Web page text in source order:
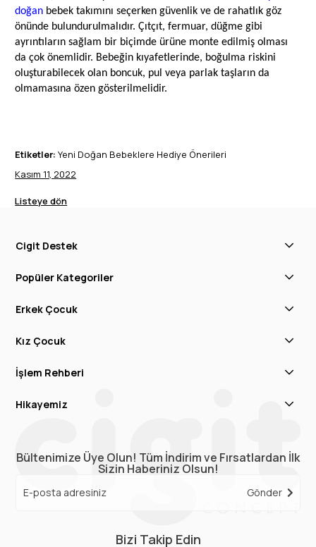
doğan bebek takımını seçerken güvenlik ve de rahatlık göz
önünde bulundurulmalıdır. Çıtçıt, fermuar, düğme gibi
ayrıntıların sağlam bir biçimde ürüne monte edilmiş olması
da çok önemlidir. Bebeğin kıyafetlerinde, boğulma riskini
oluşturabilecek olan boncuk, pul veya parlak taşların da
olmamasına özen gösterilmelidir.
Etiketler: Yeni Doğan Bebeklere Hediye Önerileri
Kasım 11, 2022
Listeye dön
Cigit Destek
Popüler Kategoriler
Erkek Çocuk
Kız Çocuk
İşlem Rehberi
Hikayemiz
Bültenimize Üye Olun! Tüm İndirim ve Fırsatlardan İlk
Sizin Haberiniz Olsun!
Gönder
Bizi Takip Edin